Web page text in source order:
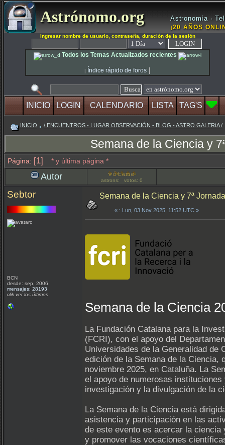
Astrónomo.org Astronomía ·
¡20 AÑOS
Ingresar nombre de usuario, contraseña, duración de la sesión
Todos los Temas Actualizados recientes
| Índice rápido de foros |
INICIO LOGIN CALENDARIO LISTA TAG'S
INICIO / ENCUENTROS - LUGAR OBSERVACIÓN - BLOG - ASTRO.GALERíA /
Semana de la Ciencia y
Página: [1] * y última página *
Autor astrons: votos: 0
Sebtor
BCN
desde: sep, 2006
mensajes: 28193
clik ver los últimos
Semana de la Ciencia y 7ª
« : Lun, 03 Nov 2025, 11:52 UTC »
Semana de la Ciencia
La Fundación Catalana para la
(FCRI), con el apoyo del
Universidades de la Generalidad de
edición de la Semana de la Ciencia,
noviembre 2025, en Cataluña. La
el apoyo de numerosas
investigación y la divulgación de la
La Semana de la Ciencia está
asistencia y participación en las
de este evento es acercar la
y promover las vocaciones